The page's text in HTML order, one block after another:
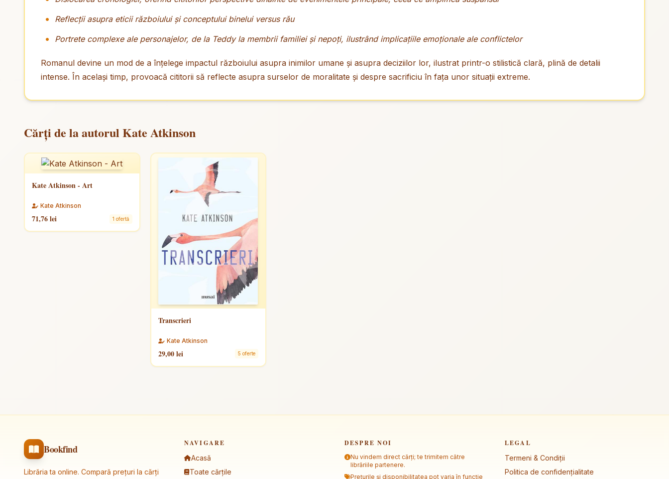
Reflecții asupra eticii războiului și conceptului binelui versus rău
Portrete complexe ale personajelor, de la Teddy la membrii familiei și nepoți, ilustrând implicațiile emoționale ale conflictelor
Romanul devine un mod de a înțelege impactul războiului asupra inimilor umane și asupra deciziilor lor, ilustrat printr-o stilistică clară, plină de detalii
intense. În același timp, provoacă cititorii să reflecte asupra surselor de moralitate și despre sacrificiu în fața unor situații extreme.
Cărți de la autorul Kate Atkinson
Kate Atkinson - Art
Kate Atkinson
71,76 lei 1 ofertă
Transcrieri
Kate Atkinson
29,00 lei 5 oferte
Bookfind
Librăria ta online. Compară prețuri la cărți
NAVIGARE
Acasă
Toate cărțile
DESPRE NOI
Nu vindem direct cărți; te trimitem către
librăriile partenere.
Prețurile și disponibilitatea pot varia în funcție
LEGAL
Termeni & Condiții
Politica de confidențialitate